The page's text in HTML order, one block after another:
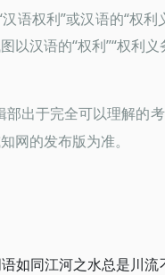
语权利”或汉语的“权
汉语的“权利”“权利
出于完全可以理解的
网的发布版为准。
如同江河之水总是川流